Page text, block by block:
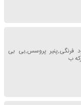
فرنگی,پنیر پروسس,بی بی
ب